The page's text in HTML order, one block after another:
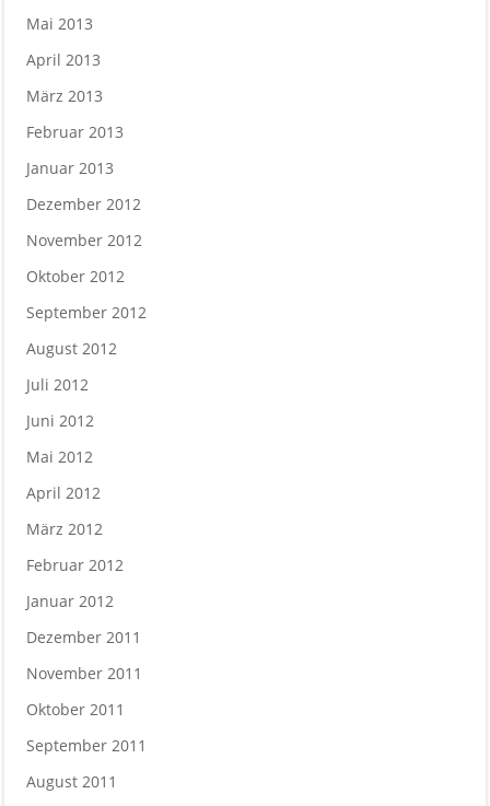
Mai 2013
April 2013
März 2013
Februar 2013
Januar 2013
Dezember 2012
November 2012
Oktober 2012
September 2012
August 2012
Juli 2012
Juni 2012
Mai 2012
April 2012
März 2012
Februar 2012
Januar 2012
Dezember 2011
November 2011
Oktober 2011
September 2011
August 2011